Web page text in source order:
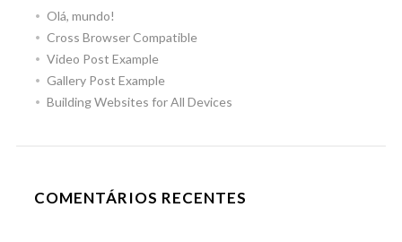
Olá, mundo!
Cross Browser Compatible
Video Post Example
Gallery Post Example
Building Websites for All Devices
COMENTÁRIOS RECENTES